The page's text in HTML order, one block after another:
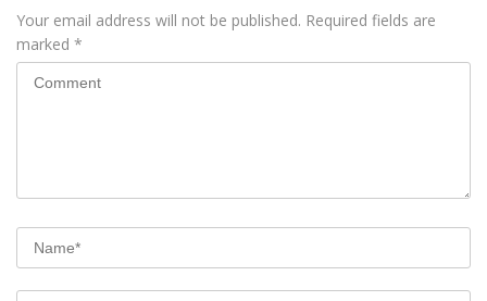
Your email address will not be published. Required fields are
marked *